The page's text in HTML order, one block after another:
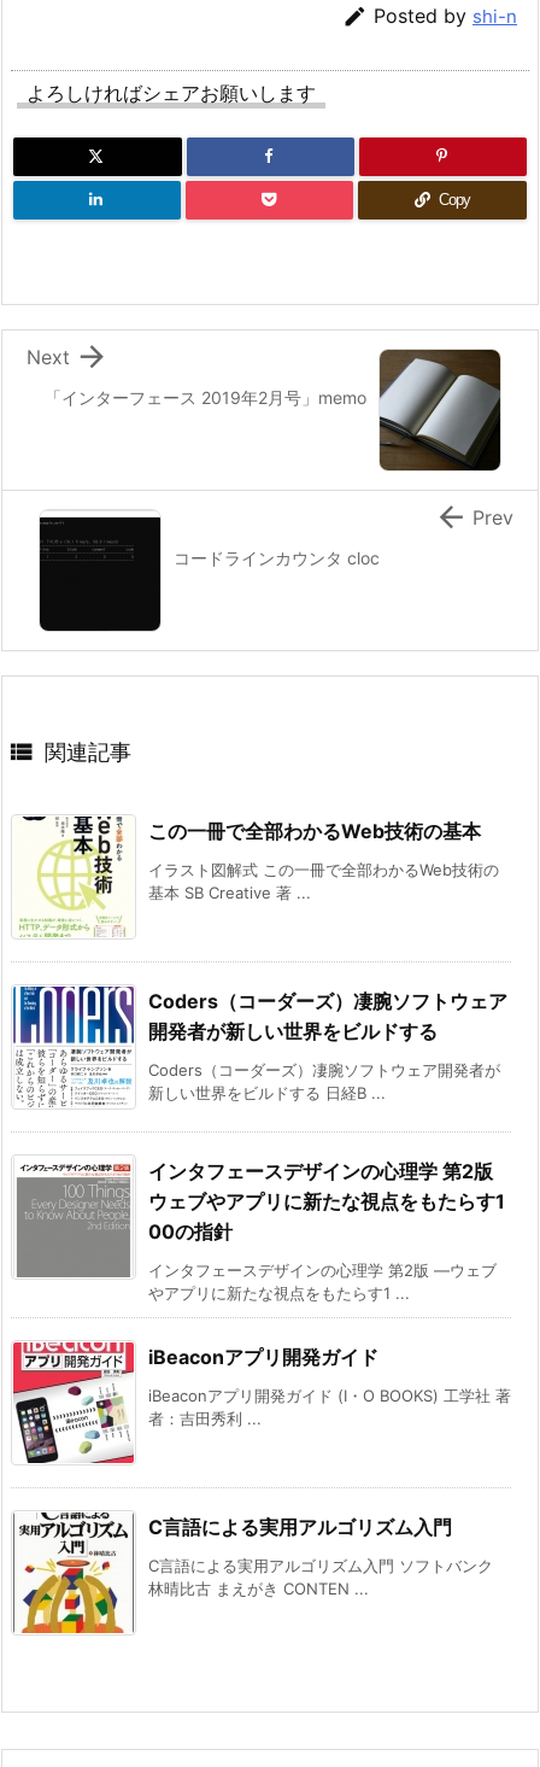
 Posted by shi-n
よろしければシェアお願いします
Copy
「インターフェース 2019年2月号」memo

Next
コードラインカウンタ cloc
 Prev
 関連記事
この一冊で全部わかるWeb技術の基本
イラスト図解式 この一冊で全部わかるWeb技術の
基本 SB Creative 著 ...
Coders（コーダーズ）凄腕ソフトウェア
開発者が新しい世界をビルドする
Coders（コーダーズ）凄腕ソフトウェア開発者が
新しい世界をビルドする 日経B ...
インタフェースデザインの心理学 第2版
ウェブやアプリに新たな視点をもたらす1
00の指針
インタフェースデザインの心理学 第2版 ―ウェブ
やアプリに新たな視点をもたらす1 ...
iBeaconアプリ開発ガイド
iBeaconアプリ開発ガイド (I・O BOOKS) 工学社 著
者：吉田秀利 ...
C言語による実用アルゴリズム入門
C言語による実用アルゴリズム入門 ソフトバンク
林晴比古 まえがき CONTEN ...